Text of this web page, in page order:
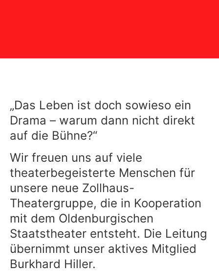
„Das Leben ist doch sowieso ein
Drama – warum dann nicht direkt
auf die Bühne?“
Wir freuen uns auf viele
theaterbegeisterte Menschen für
unsere neue Zollhaus-
Theatergruppe, die in Kooperation
mit dem Oldenburgischen
Staatstheater entsteht. Die Leitung
übernimmt unser aktives Mitglied
Burkhard Hiller.